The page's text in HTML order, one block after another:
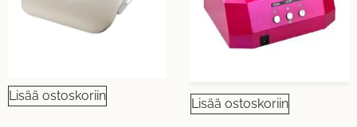
Lisää ostoskoriin
Lisää ostoskoriin